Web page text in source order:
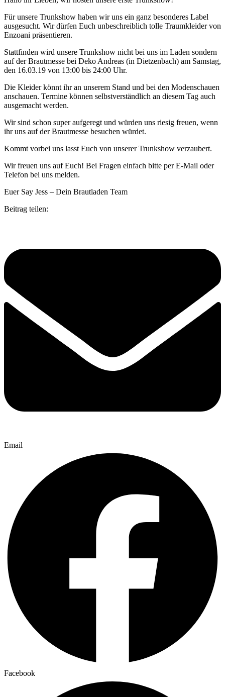
Für unsere Trunkshow haben wir uns ein ganz besonderes Label
ausgesucht. Wir dürfen Euch unbeschreiblich tolle Traumkleider von
Enzoani präsentieren.
Stattfinden wird unsere Trunkshow nicht bei uns im Laden sondern
auf der Brautmesse bei Deko Andreas (in Dietzenbach) am Samstag,
den 16.03.19 von 13:00 bis 24:00 Uhr.
Die Kleider könnt ihr an unserem Stand und bei den Modenschauen
anschauen. Termine können selbstverständlich an diesem Tag auch
ausgemacht werden.
Wir sind schon super aufgeregt und würden uns riesig freuen, wenn
ihr uns auf der Brautmesse besuchen würdet.
Kommt vorbei uns lasst Euch von unserer Trunkshow verzaubert.
Wir freuen uns auf Euch! Bei Fragen einfach bitte per E-Mail oder
Telefon bei uns melden.
Euer Say Jess – Dein Brautladen Team
Beitrag teilen:
Email
Facebook